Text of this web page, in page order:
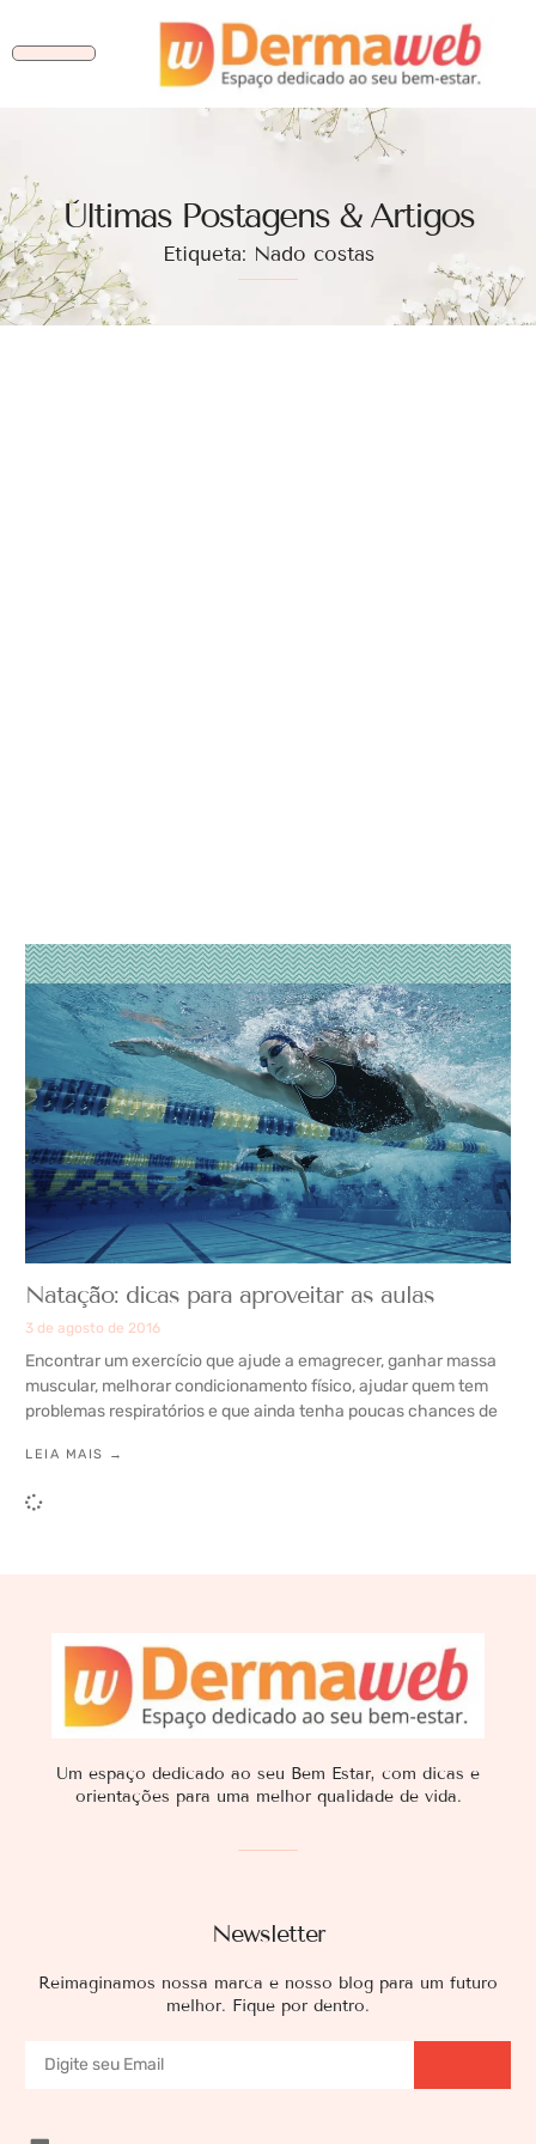
Ùltimas Postagens & Artigos
Etiqueta: Nado costas
Natação: dicas para aproveitar as aulas
3 de agosto de 2016
Encontrar um exercício que ajude a emagrecer, ganhar massa
muscular, melhorar condicionamento físico, ajudar quem tem
problemas respiratórios e que ainda tenha poucas chances de
LEIA MAIS →
Newsletter
Reimaginamos nossa marca e nosso blog para um futuro
melhor. Fique por dentro.
Um espaço dedicado ao seu Bem Estar, com dicas e
orientações para uma melhor qualidade de vida.